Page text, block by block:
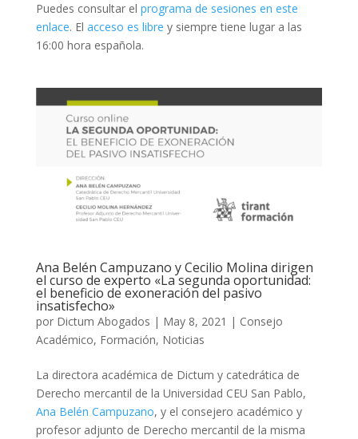
Puedes consultar el programa de sesiones en este
enlace. El acceso es libre y siempre tiene lugar a las
16:00 hora española.
Ana Belén Campuzano y Cecilio Molina dirigen
el curso de experto «La segunda oportunidad:
el beneficio de exoneración del pasivo
insatisfecho»
por Dictum Abogados | May 8, 2021 | Consejo
Académico, Formación, Noticias
La directora académica de Dictum y catedrática de
Derecho mercantil de la Universidad CEU San Pablo,
Ana Belén Campuzano, y el consejero académico y
profesor adjunto de Derecho mercantil de la misma